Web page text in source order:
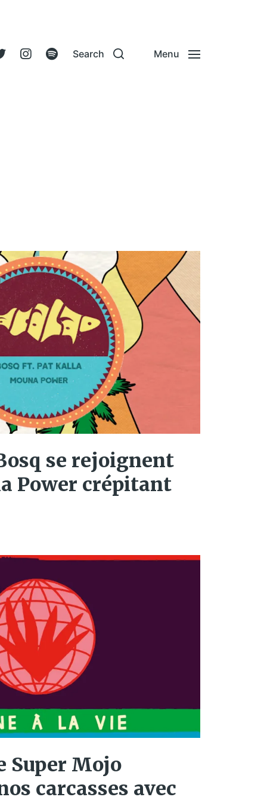
Search Menu
se rejoignent
Power crépitant
Super Mojo
carcasses avec